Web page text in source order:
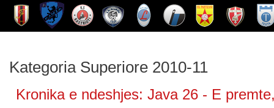
Kategoria Superiore 2010-11
Kronika e ndeshjes: Java 26 - E